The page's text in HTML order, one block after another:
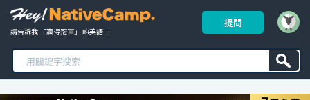
請告訴我 「贏得冠軍」 的英語！
提問